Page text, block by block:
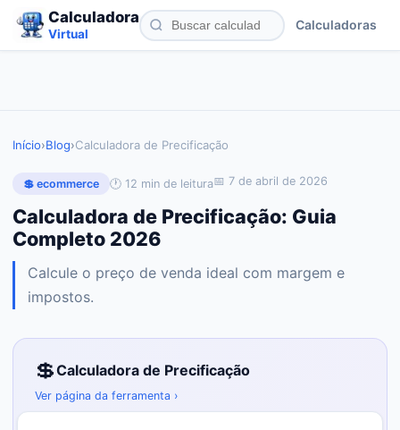
Calculadora
Virtual
Calculadoras
Início›Blog›Calculadora de Precificação
💲 ecommerce 🕐 12 min de leitura📅 7 de abril de 2026
Calculadora de Precificação: Guia
Completo 2026
Calcule o preço de venda ideal com margem e
impostos.
💲Calculadora de Precificação
Ver página da ferramenta ›